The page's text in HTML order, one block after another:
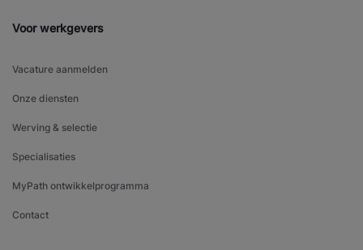
Voor werkgevers
Vacature aanmelden
Onze diensten
Werving & selectie
Specialisaties
MyPath ontwikkelprogramma
Contact